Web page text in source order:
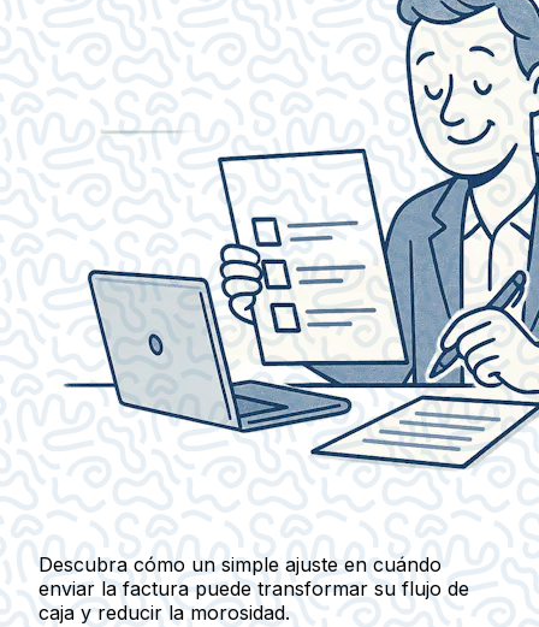
Descubra cómo un simple ajuste en cuándo
enviar la factura puede transformar su flujo de
caja y reducir la morosidad.